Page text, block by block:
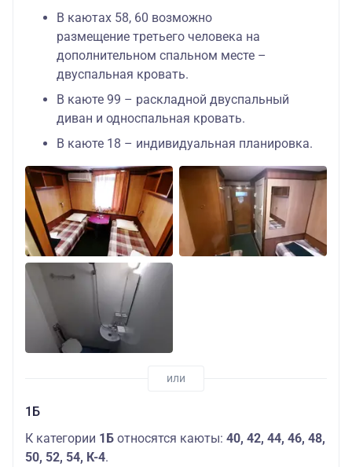
В каютах 58, 60 возможно
размещение третьего человека на
дополнительном спальном месте –
двуспальная кровать.
В каюте 99 – раскладной двуспальный
диван и односпальная кровать.
В каюте 18 – индивидуальная планировка.
1Б
К категории 1Б относятся каюты: 40, 42, 44, 46, 48,
50, 52, 54, К-4.